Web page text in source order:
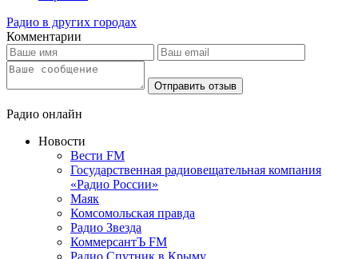
Радио в других городах
Комментарии
Отправить отзыв
Радио онлайн
Новости
Вести FM
Государственная радиовещательная компания
«Радио России»
Маяк
Комсомольская правда
Радио Звезда
КоммерсантЪ FM
Радио Спутник в Крыму